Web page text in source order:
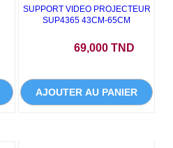
SUPPORT VIDEO PROJECTEUR
SUP4365 43CM-65CM
69,000 TND
AJOUTER AU PANIER